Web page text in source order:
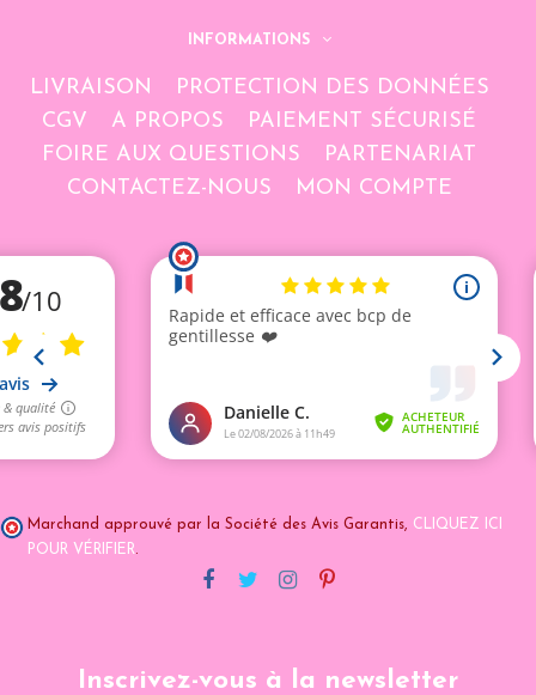
INFORMATIONS
LIVRAISON
PROTECTION DES DONNÉES
CGV
A PROPOS
PAIEMENT SÉCURISÉ
FOIRE AUX QUESTIONS
PARTENARIAT
CONTACTEZ-NOUS
MON COMPTE
Marchand approuvé par la Société des Avis Garantis, CLIQUEZ ICI
POUR VÉRIFIER.
Inscrivez-vous à la newsletter